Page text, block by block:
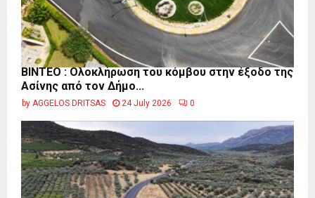
ΒΙΝΤΕΟ : Ολοκλήρωση του κόμβου στην έξοδο της
Ασίνης από τον Δήμο...
by AGGELOS DRITSAS 24 July 2026 0